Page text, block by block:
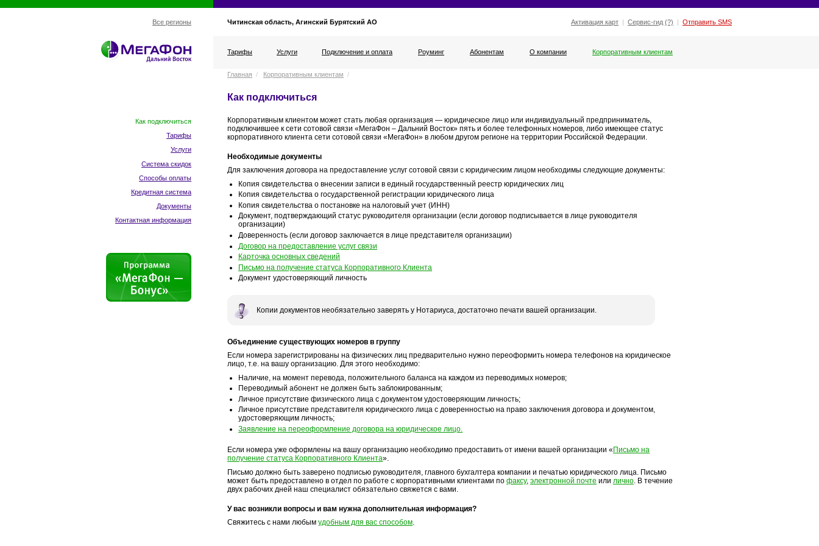
Все регионы Читинская область, Агинский Бурятский АО Активация карт |Сервис-гид (?) |Отправить SMS
Тарифы Услуги Подключение и оплата Роуминг Абонентам О компании Корпоративным клиентам
Как подключиться
Тарифы
Услуги
Система скидок
Способы оплаты
Кредитная система
Документы
Контактная информация
Главная / Корпоративным клиентам /
Как подключиться
Корпоративным клиентом может стать любая организация — юридическое лицо или индивидуальный предприниматель,
подключившее к сети сотовой связи «МегаФон – Дальний Восток» пять и более телефонных номеров, либо имеющее статус
корпоративного клиента сети сотовой связи «МегаФон» в любом другом регионе на территории Российской Федерации.
Необходимые документы
Для заключения договора на предоставление услуг сотовой связи с юридическим лицом необходимы следующие документы:
Копия свидетельства о внесении записи в единый государственный реестр юридических лиц
Копия свидетельства о государственной регистрации юридического лица
Копия свидетельства о постановке на налоговый учет (ИНН)
Документ, подтверждающий статус руководителя организации (если договор подписывается в лице руководителя
организации)
Доверенность (если договор заключается в лице представителя организации)
Договор на предоставление услуг связи
Карточка основных сведений
Письмо на получение статуса Корпоративного Клиента
Документ удостоверяющий личность
Копии документов необязательно заверять у Нотариуса, достаточно печати вашей организации.
Объединение существующих номеров в группу
Если номера зарегистрированы на физических лиц предварительно нужно переоформить номера телефонов на юридическое
лицо, т.е. на вашу организацию. Для этого необходимо:
Наличие, на момент перевода, положительного баланса на каждом из переводимых номеров;
Переводимый абонент не должен быть заблокированным;
Личное присутствие физического лица с документом удостоверяющим личность;
Личное присутствие представителя юридического лица с доверенностью на право заключения договора и документом,
удостоверяющим личность;
Заявление на переоформление договора на юридическое лицо.
Если номера уже оформлены на вашу организацию необходимо предоставить от имени вашей организации « Письмо на
получение статуса Корпоративного Клиента».
Письмо должно быть заверено подписью руководителя, главного бухгалтера компании и печатью юридического лица. Письмо
может быть предоставлено в отдел по работе с корпоративными клиентами по факсу, электронной почте или лично . В течение
двух рабочих дней наш специалист обязательно свяжется с вами.
У вас возникли вопросы и вам нужна дополнительная информация?
Свяжитесь с нами любым удобным для вас способом.